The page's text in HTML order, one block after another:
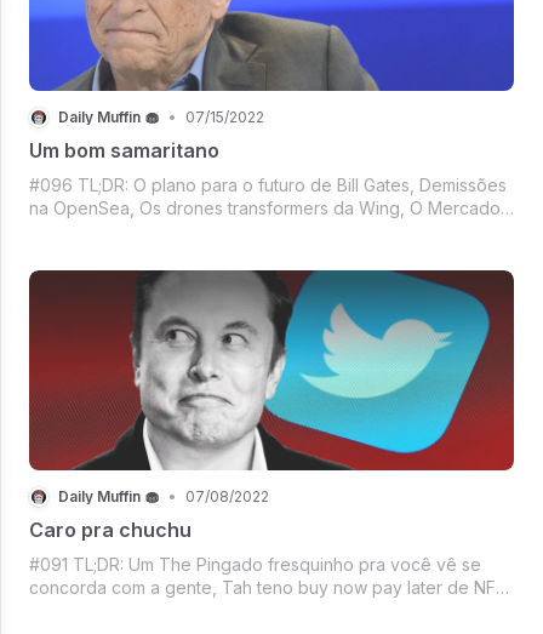
Daily Muffin 🧁 • 07/15/2022
Um bom samaritano
#096 TL;DR: O plano para o futuro de Bill Gates, Demissões
na OpenSea, Os drones transformers da Wing, O Mercado
and more of course!
Daily Muffin 🧁 • 07/08/2022
Caro pra chuchu
#091 TL;DR: Um The Pingado fresquinho pra você vê se
concorda com a gente, Tah teno buy now pay later de NFT,